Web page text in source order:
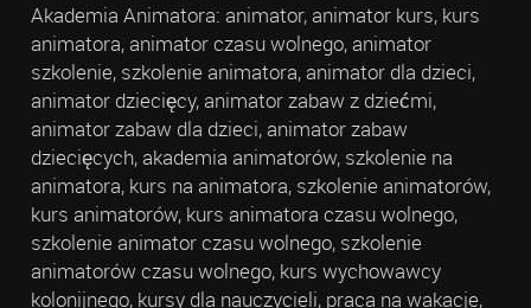
Akademia Animatora: animator, animator kurs, kurs
animatora, animator czasu wolnego, animator
szkolenie, szkolenie animatora, animator dla dzieci,
animator dziecięcy, animator zabaw z dziećmi,
animator zabaw dla dzieci, animator zabaw
dziecięcych, akademia animatorów, szkolenie na
animatora, kurs na animatora, szkolenie animatorów,
kurs animatorów, kurs animatora czasu wolnego,
szkolenie animator czasu wolnego, szkolenie
animatorów czasu wolnego, kurs wychowawcy
kolonijnego, kursy dla nauczycieli, praca na wakacje,